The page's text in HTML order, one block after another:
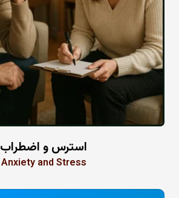
استرس و اضطراب
Anxiety and Stress